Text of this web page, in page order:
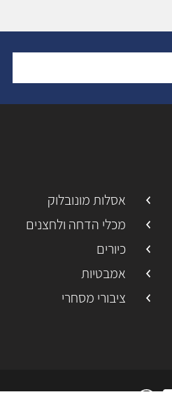
אסלות מונובלוק
מכלי הדחה ולחצנים
כיורים
אמבטיות
ציבורי מסחרי
אינסטגרםוואטסאפ